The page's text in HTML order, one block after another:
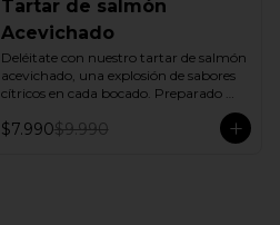
Tartar de salmón
Acevichado
Deléitate con nuestro tartar de salmón
acevichado, una explosión de sabores
cítricos en cada bocado. Preparado
con una base de pepino fresco y palta
cremosa, este plato es el equilibrio
perfecto. Incluye: 1 Salsa de Soya 30ML
$7.990$9.990